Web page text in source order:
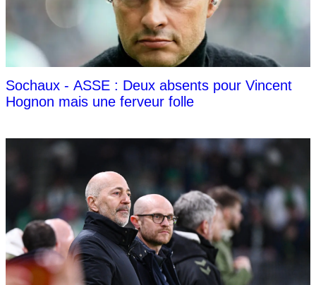
Sochaux - ASSE : Deux absents pour Vincent
Hognon mais une ferveur folle